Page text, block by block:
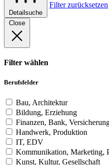
Detailsuche
Filter zurücksetzen
Close
Filter wählen
Berufsfelder
Bau, Architektur
Bildung, Erziehung
Finanzen, Bank,
Handwerk, Produktion
IT, EDV
Kommunikation, Marketing,
Kunst, Kultur, Gesellschaft